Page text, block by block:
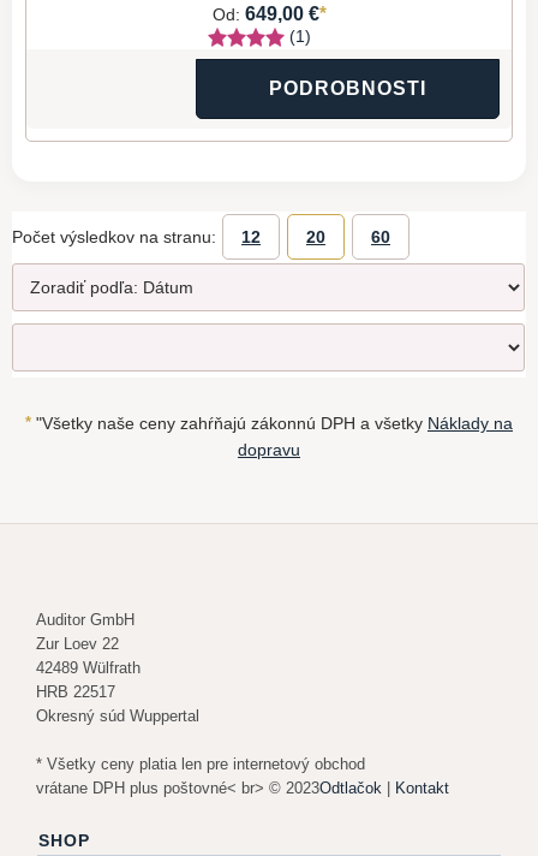
Od: 649,00 €*
(1)
PODROBNOSTI
Počet výsledkov na stranu: 12 20 60
* "Všetky naše ceny zahŕňajú zákonnú DPH a všetky Náklady na
dopravu
Auditor GmbH
Zur Loev 22
42489 Wülfrath
HRB 22517
Okresný súd Wuppertal
* Všetky ceny platia len pre internetový obchod
vrátane DPH plus poštovné< br> © 2023Odtlačok | Kontakt
SHOP